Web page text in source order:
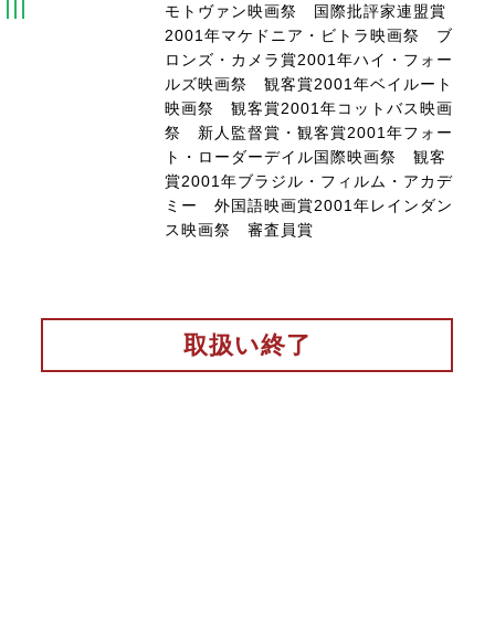
モトヴァン映画祭 国際批評家連盟賞
2001年マケドニア・ビトラ映画祭 ブ
ロンズ・カメラ賞2001年ハイ・フォー
ルズ映画祭 観客賞2001年ベイルート
映画祭 観客賞2001年コットバス映画
祭 新人監督賞・観客賞2001年フォー
ト・ローダーデイル国際映画祭 観客
賞2001年ブラジル・フィルム・アカデ
ミー 外国語映画賞2001年レインダン
ス映画祭 審査員賞